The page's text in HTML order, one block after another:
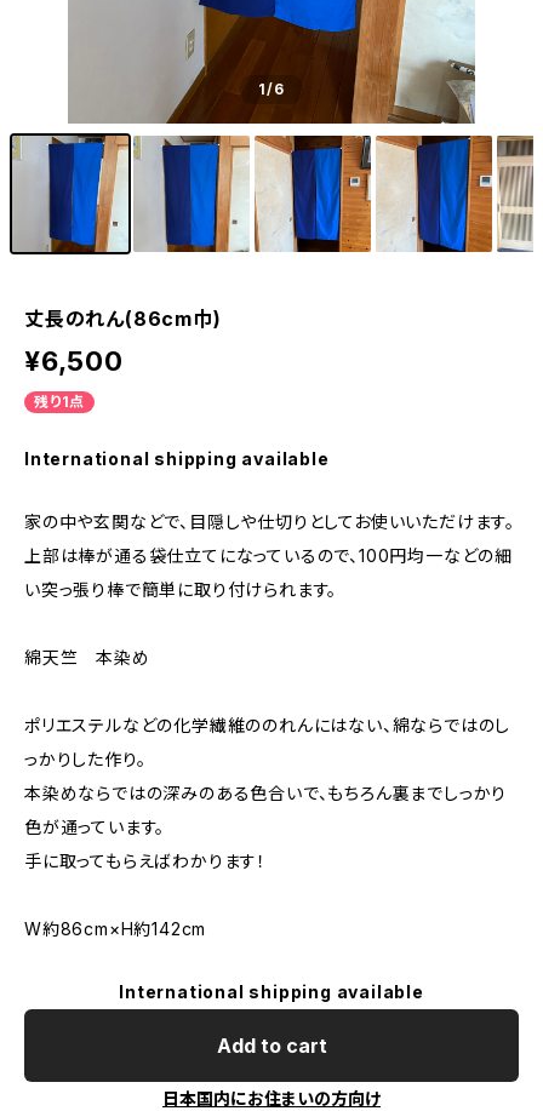
1/6
丈長のれん(86cm巾)
¥6,500
残り1点
International shipping available
家の中や玄関などで、目隠しや仕切りとしてお使いいただけます。
上部は棒が通る袋仕立てになっているので、100円均一などの細
い突っ張り棒で簡単に取り付けられます。
綿天竺 本染め
ポリエステルなどの化学繊維ののれんにはない、綿ならではのし
っかりした作り。
本染めならではの深みのある色合いで、もちろん裏までしっかり
色が通っています。
手に取ってもらえばわかります！
W約86cm×H約142cm
International shipping available
Add to cart
日本国内にお住まいの方向け